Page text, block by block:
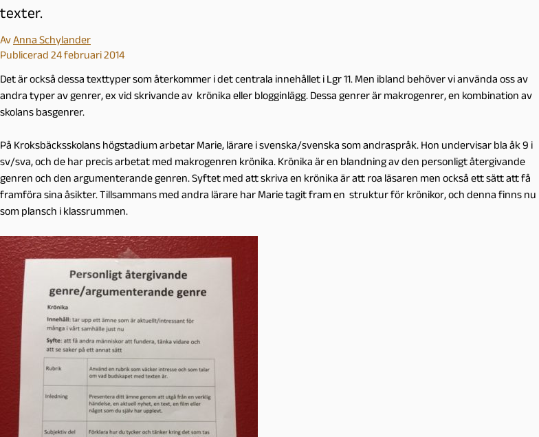
texter.
AvAnna Schylander
Publicerad 24 februari 2014
Det är också dessa texttyper som återkommer i det centrala innehållet i Lgr 11. Men ibland behöver vi använda oss av
andra typer av genrer, ex vid skrivande av krönika eller blogginlägg. Dessa genrer är makrogenrer, en kombination av
skolans basgenrer.
På Kroksbäcksskolans högstadium arbetar Marie, lärare i svenska/svenska som andraspråk. Hon undervisar bla åk 9 i
sv/sva, och de har precis arbetat med makrogenren krönika. Krönika är en blandning av den personligt återgivande
genren och den argumenterande genren. Syftet med att skriva en krönika är att roa läsaren men också ett sätt att få
framföra sina åsikter. Tillsammans med andra lärare har Marie tagit fram en struktur för krönikor, och denna finns nu
som plansch i klassrummen.